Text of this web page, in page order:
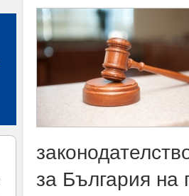
за България на